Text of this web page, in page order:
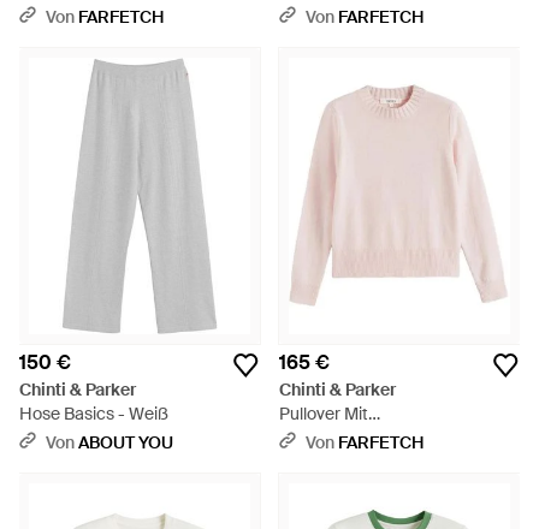
Von FARFETCH
Braun
Von FARFETCH
150 €
Chinti & Parker
Hose Basics - Weiß
VonABOUT YOU
165 €
Chinti & Parker
Pullover Mit
Rundhalsausschnitt - Pink
Von FARFETCH